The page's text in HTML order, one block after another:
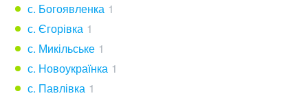
с. Богоявленка 1
с. Єгорівка 1
с. Микільське 1
с. Новоукраїнка 1
с. Павлівка 1